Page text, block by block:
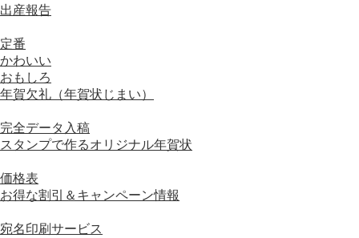
出産報告
定番
かわいい
おもしろ
年賀欠礼（年賀状じまい）
完全データ入稿
スタンプで作るオリジナル年賀状
価格表
お得な割引＆キャンペーン情報
宛名印刷サービス